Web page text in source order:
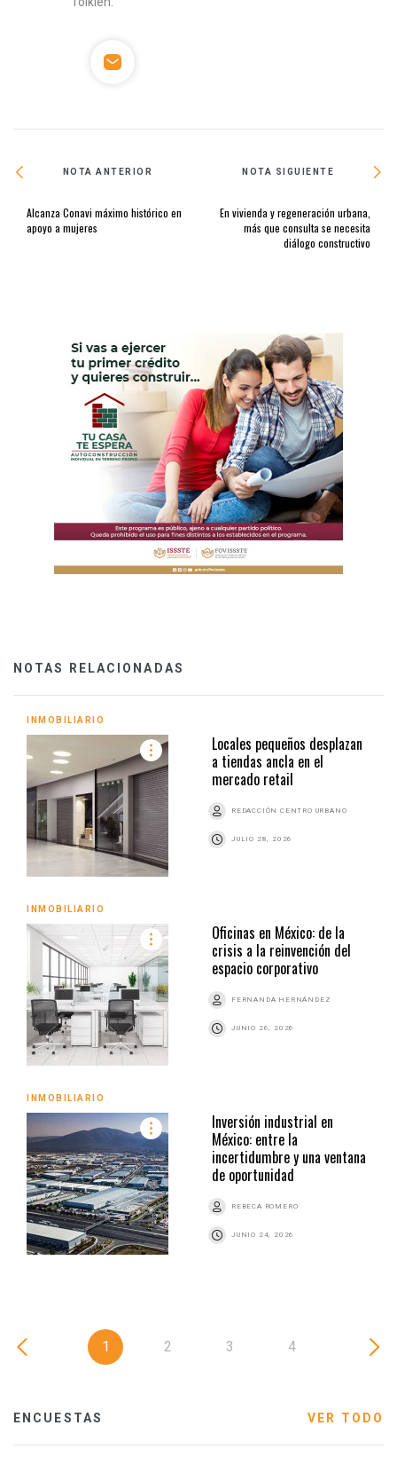
NOTA ANTERIOR
Alcanza Conavi máximo histórico en
apoyo a mujeres
NOTA SIGUIENTE
En vivienda y regeneración urbana,
más que consulta se necesita
diálogo constructivo
NOTAS RELACIONADAS
INMOBILIARIO
Locales pequeños desplazan
a tiendas ancla en el
mercado retail
REDACCIÓN CENTRO URBANO
JULIO 28, 2026
INMOBILIARIO
Oficinas en México: de la
crisis a la reinvención del
espacio corporativo
FERNANDA HERNÁNDEZ
JUNIO 26, 2026
INMOBILIARIO
Inversión industrial en
México: entre la
incertidumbre y una ventana
de oportunidad
REBECA ROMERO
JUNIO 24, 2026
1 2 3 4
ENCUESTAS VER TODO